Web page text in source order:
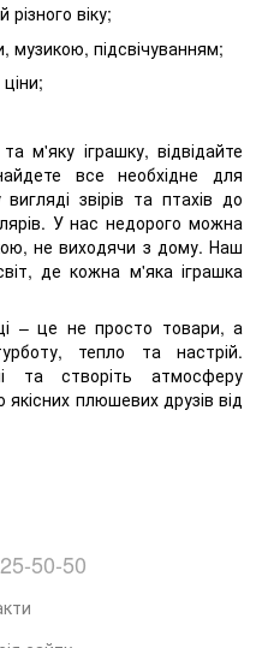
різного віку;
музикою, підсвічуванням;
м'яку іграшку, відвідайте
все необхідне для
звірів та птахів до
У нас недорого можна
не виходячи з дому. Наш
де кожна м'яка іграшка
– це не просто товари, а
тепло та настрій.
та створіть атмосферу
плюшевих друзів від
50-50